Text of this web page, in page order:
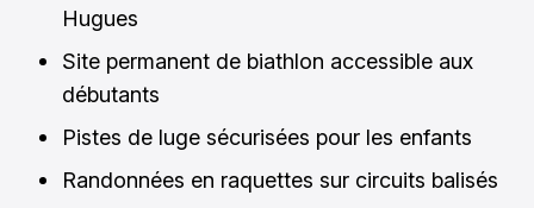
Hugues
Site permanent de biathlon accessible aux
débutants
Pistes de luge sécurisées pour les enfants
Randonnées en raquettes sur circuits balisés